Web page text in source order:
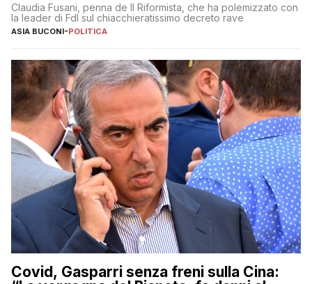
Claudia Fusani, penna de Il Riformista, che ha polemizzato con
la leader di FdI sul chiacchieratissimo decreto rave
ASIA BUCONI-POLITICA
Covid, Gasparri senza freni sulla Cina: